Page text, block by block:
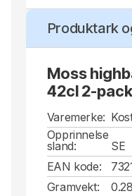
Produktark
Moss
42cl 2-pack
Varemerke:
Opprinnelse
sland:
SE
EAN kode:
Gramvekt:
0.28